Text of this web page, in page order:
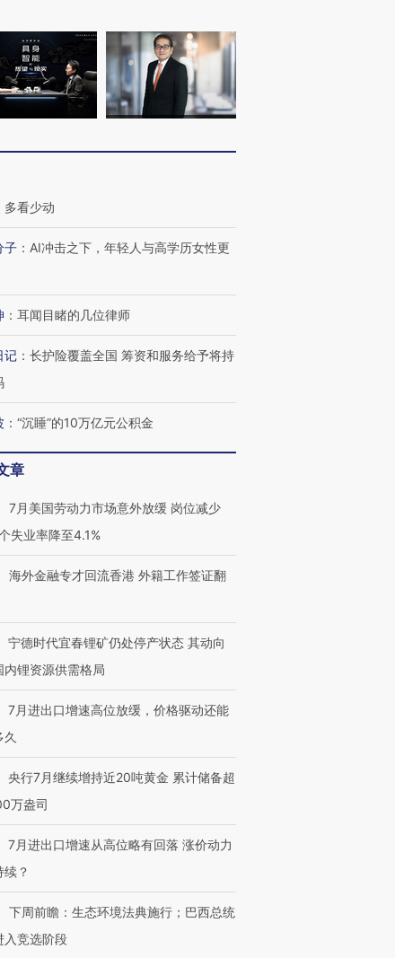
走私7万
内含3种
视线｜被称为“蟑螂”的印
度Z世代 用街头抗争将教
育部长拱下台
飞地休达
四届链博
“链”接产
多看少动
子 ： AI冲击之下，年轻人与高学历女性更
： 耳闻目睹的几位律师
记 ： 长护险覆盖全国 筹资和服务给予将持
： “沉睡”的10万亿元公积金
章
7月美国劳动力市场意外放缓 岗位减少
失业率降至4.1%
海外金融专才回流香港 外籍工作签证翻
宁德时代宜春锂矿仍处停产状态 其动向
内锂资源供需格局
7月进出口增速高位放缓，价格驱动还能
央行7月继续增持近20吨黄金 累计储备超
万盎司
7月进出口增速从高位略有回落 涨价动力
续？
下周前瞻：生态环境法典施行；巴西总统
入竞选阶段